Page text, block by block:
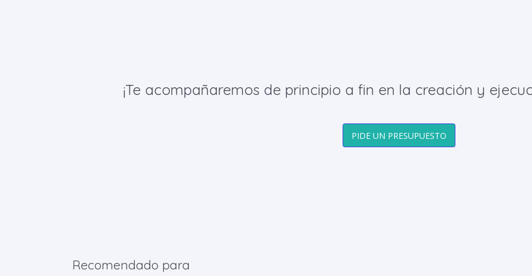
¡Te acompañaremos de principio a fin en la creación y
PIDE UN PRESUPUESTO
Recomendado para